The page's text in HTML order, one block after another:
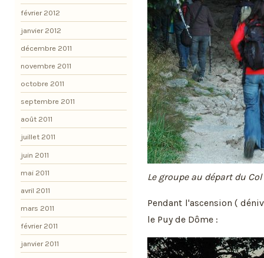
Le groupe au départ du
Pendant l'ascension (
le Puy de Dôme :
février 2012
janvier 2012
décembre 2011
novembre 2011
octobre 2011
septembre 2011
août 2011
juillet 2011
juin 2011
mai 2011
avril 2011
mars 2011
février 2011
janvier 2011